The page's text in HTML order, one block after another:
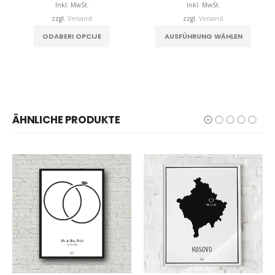
Inkl. MwSt.
zzgl. Versand
ODABERI OPCIJE
Inkl. MwSt.
zzgl. Versand
AUSFÜHRUNG WÄHLEN
ÄHNLICHE PRODUKTE